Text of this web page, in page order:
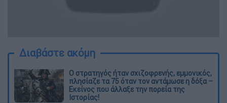
Διαβάστε ακόμη
O στρατηγός ήταν σχιζοφρενής, εμμονικός,
πλησίαζε τα 75 όταν τον αντάμωσε η δόξα –
Εκείνος που άλλαξε την πορεία της
Ιστορίας!